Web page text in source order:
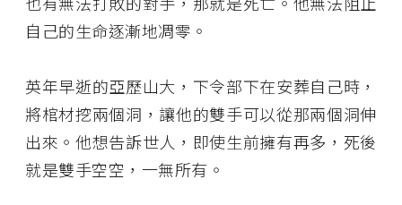
自己的生命逐漸地凋零。
英年早逝的亞歷山大，下令部下在安葬自己時，
將棺材挖兩個洞，讓他的雙手可以從那兩個洞伸
出來。他想告訴世人，即使生前擁有再多，死後
就是雙手空空，一無所有。